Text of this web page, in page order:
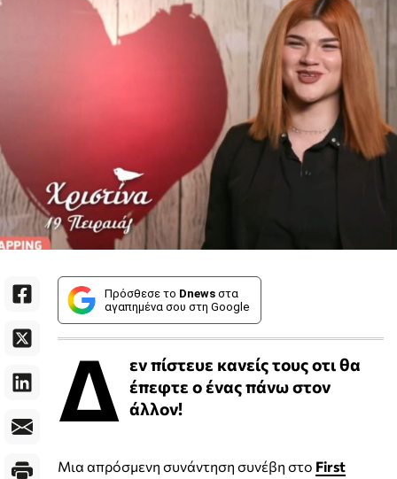
Πρόσθεσε το Dnews στα
αγαπημένα σου στη Google
Δ εν πίστευε κανείς τους οτι θα
έπεφτε ο ένας πάνω στον
άλλον!
Μια απρόσμενη συνάντηση συνέβη στο First